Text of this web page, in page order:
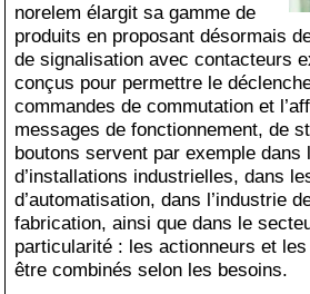
norelem élargit sa gamme de
produits en proposant désormais
de signalisation avec contacteurs
conçus pour permettre le
commandes de commutation et
messages de fonctionnement, de
boutons servent par exemple
d’installations industrielles, dans
d’automatisation, dans l’industrie
fabrication, ainsi que dans le
particularité : les actionneurs et
être combinés selon les besoins.